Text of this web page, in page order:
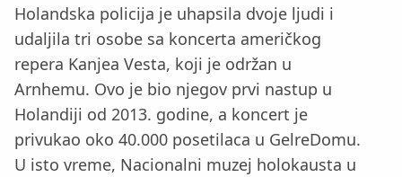
Holandska policija je uhapsila dvoje ljudi i
udaljila tri osobe sa koncerta američkog
repera Kanjea Vesta, koji je održan u
Arnhemu. Ovo je bio njegov prvi nastup u
Holandiji od 2013. godine, a koncert je
privukao oko 40.000 posetilaca u GelreDomu.
U isto vreme, Nacionalni muzej holokausta u